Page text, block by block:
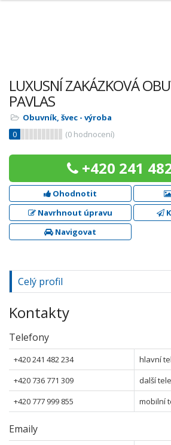
LUXUSNÍ ZAKÁZKOVÁ
PAVLAS
Obuvník, švec - výroba
0
(0 hodnocení)
+420 241
Ohodnotit
Navrhnout úpravu
Navigovat
Celý profil
Kontakty
Telefony
+420 241 482 234
hlavní
+420 736 771 309
další
+420 777 999 855
mobilní
Emaily